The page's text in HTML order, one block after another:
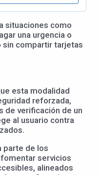
situaciones como
una urgencia o
compartir tarjetas
esta modalidad
reforzada,
de verificación de un
al usuario contra
parte de los
servicios
alineados